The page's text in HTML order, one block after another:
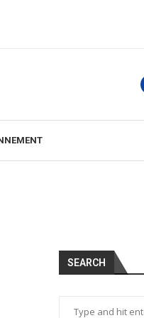
SEARCH